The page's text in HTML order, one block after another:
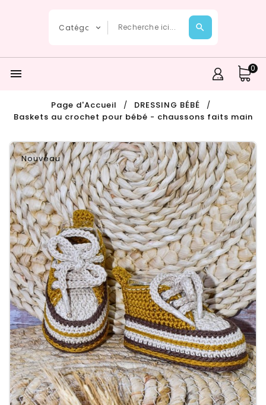
 0
Page d'Accueil
DRESSING BÉBÉ
Baskets au crochet pour bébé - chaussons faits main
Nouveau